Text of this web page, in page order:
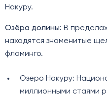
Накуру.
Озёра долины: В
находятся знаменитые
фламинго.
Озеро Накуру:
миллионными стаями